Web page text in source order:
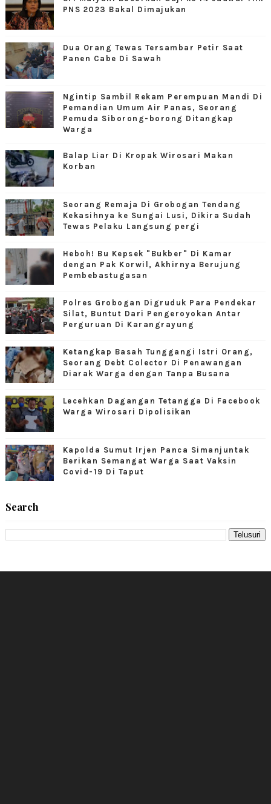
PNS 2023 Bakal Dimajukan
Dua Orang Tewas Tersambar Petir Saat
Panen Cabe Di Sawah
Ngintip Sambil Rekam Perempuan Mandi Di
Pemandian Umum Air Panas, Seorang
Pemuda Siborong-borong Ditangkap
Warga
Balap Liar Di Kropak Wirosari Makan
Korban
Seorang Remaja Di Grobogan Tendang
Kekasihnya ke Sungai Lusi, Dikira Sudah
Tewas Pelaku Langsung pergi
Heboh! Bu Kepsek "Bukber" Di Kamar
dengan Pak Korwil, Akhirnya Berujung
Pembebastugasan
Polres Grobogan Digruduk Para Pendekar
Silat, Buntut Dari Pengeroyokan Antar
Perguruan Di Karangrayung
Ketangkap Basah Tunggangi Istri Orang,
Seorang Debt Colector Di Penawangan
Diarak Warga dengan Tanpa Busana
Lecehkan Dagangan Tetangga Di Facebook
Warga Wirosari Dipolisikan
Kapolda Sumut Irjen Panca Simanjuntak
Berikan Semangat Warga Saat Vaksin
Covid-19 Di Taput
Search